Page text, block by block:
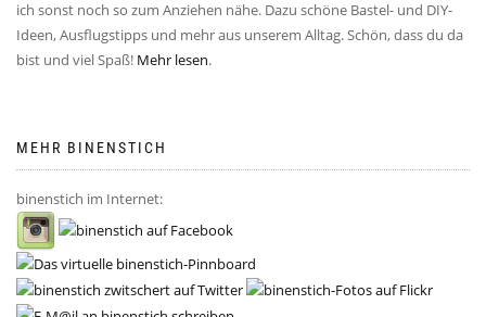
ich sonst noch so zum Anziehen nähe. Dazu schöne Bastel- und DIY-
Ideen, Ausflugstipps und mehr aus unserem Alltag. Schön, dass du da
bist und viel Spaß! Mehr lesen.
MEHR BINENSTICH
binenstich im Internet: